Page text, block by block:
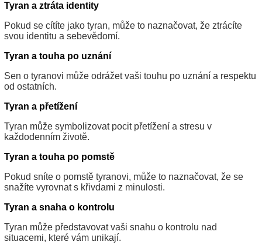
Tyran a ztráta identity
Pokud se cítíte jako tyran, může to naznačovat, že ztrácíte
svou identitu a sebevědomí.
Tyran a touha po uznání
Sen o tyranovi může odrážet vaši touhu po uznání a respektu
od ostatních.
Tyran a přetížení
Tyran může symbolizovat pocit přetížení a stresu v
každodenním životě.
Tyran a touha po pomstě
Pokud sníte o pomstě tyranovi, může to naznačovat, že se
snažíte vyrovnat s křivdami z minulosti.
Tyran a snaha o kontrolu
Tyran může představovat vaši snahu o kontrolu nad
situacemi, které vám unikají.